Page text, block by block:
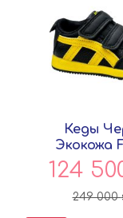
Кеды
Экокожа
124
249 000